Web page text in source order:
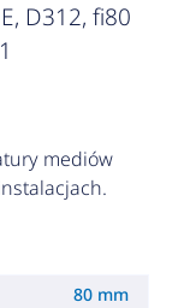
D312, fi80
mediów
80 mm